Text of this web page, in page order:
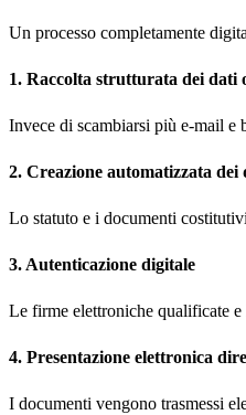
Un processo completamente
1. Raccolta strutturata dei dati
Invece di scambiarsi più e-mail
2. Creazione automatizzata dei
Lo statuto e i documenti
3. Autenticazione digitale
Le firme elettroniche qualificate
4. Presentazione elettronica
I documenti vengono trasmessi